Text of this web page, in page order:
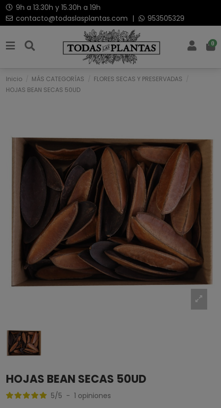
9h a 13.30h y 15.30h a 19h
contacto@todaslasplantas.com | 953505329
0
Inicio MÁS CATEGORÍAS
FLORES SECAS Y PRESERVADAS
HOJAS BEAN SECAS 50UD
HOJAS BEAN SECAS 50UD
5/5 - 1 opiniones